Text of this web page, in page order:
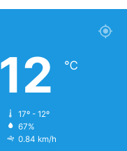
12 ℃
17º - 12º
67%
0.84 km/h